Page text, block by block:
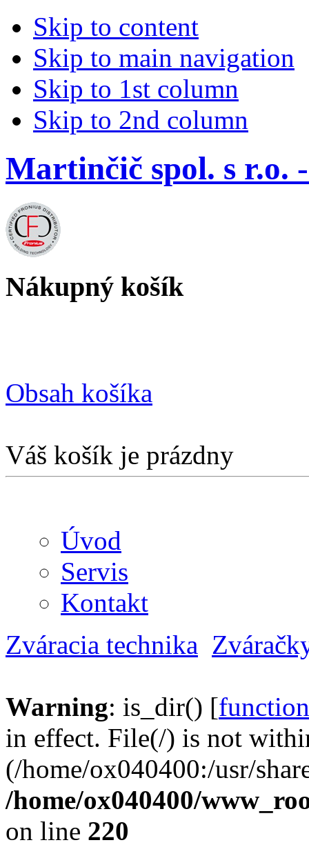
Skip to content
Skip to main navigation
Skip to 1st column
Skip to 2nd column
Martinčič spol. s r.o.
Nákupný košík
Obsah košíka
Váš košík je prázdny
Úvod
Servis
Kontakt
Zváracia technika
Warning: is_dir() [
in effect. File(/) is not
(/home/ox040400:/usr/
/home/ox040400/
on line 220